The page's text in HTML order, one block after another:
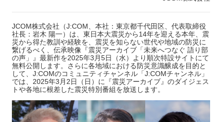
JCOM株式会社（J:COM、本社：東京都千代田区、代表取締役
社長：岩木 陽一）は、東日本大震災から14年を迎える本年、震
災から得た教訓や経験を、震災を知らない世代や地域の防災に
繋げるべく、伝承映像『震災アーカイブ「未来へつなぐ 語り部
の声」』最新作を2025年3月5日（水）より順次特設サイトにて
無料公開します。さらに各地域における防災意識醸成を目的と
して、J:COMのコミュニティチャンネル「J:COMチャンネル」
では、2025年3月2日（日）に『震災アーカイブ』のダイジェス
トや各地に根差した震災特別番組を放送します。